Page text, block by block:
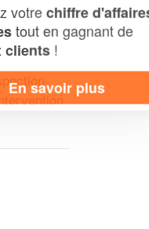
bien sa
chiffre d'affaireset
gagnant de
!
plus